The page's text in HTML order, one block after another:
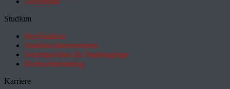
Studium
HeyStudium
Studium-Interessentest
Suchmaschine für Studiengänge
Hochschulranking
Karriere